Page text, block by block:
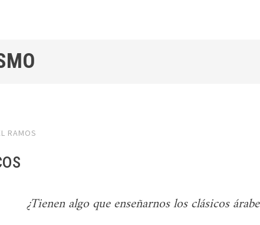
RAMOS
¿Tienen algo que enseñarnos los clásicos